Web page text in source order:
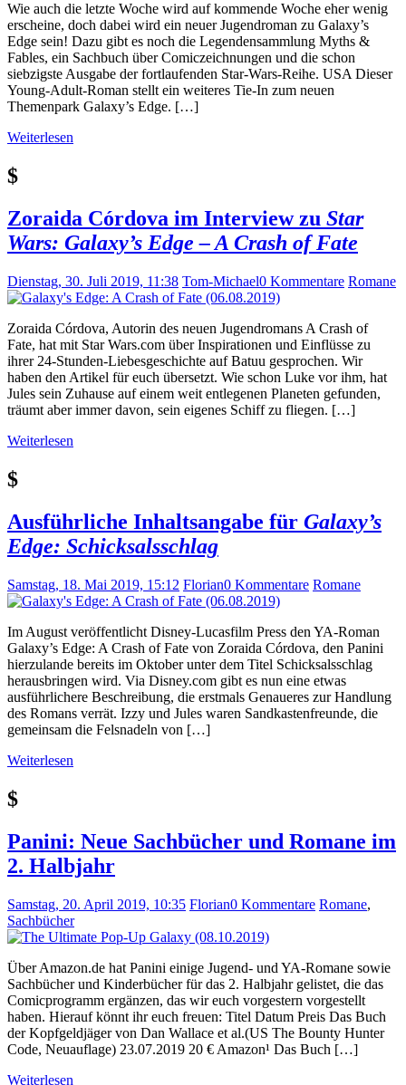
Wie auch die letzte Woche wird auf kommende Woche eher wenig
erscheine, doch dabei wird ein neuer Jugendroman zu Galaxy’s
Edge sein! Dazu gibt es noch die Legendensammlung Myths &
Fables, ein Sachbuch über Comiczeichnungen und die schon
siebzigste Ausgabe der fortlaufenden Star-Wars-Reihe. USA Dieser
Young-Adult-Roman stellt ein weiteres Tie-In zum neuen
Themenpark Galaxy’s Edge. […]
Weiterlesen
$
Zoraida Córdova im Interview zu Star
Wars: Galaxy’s Edge – A Crash of Fate
Dienstag, 30. Juli 2019, 11:38 Tom-Michael0 Kommentare Romane
Zoraida Córdova, Autorin des neuen Jugendromans A Crash of
Fate, hat mit Star Wars.com über Inspirationen und Einflüsse zu
ihrer 24-Stunden-Liebesgeschichte auf Batuu gesprochen. Wir
haben den Artikel für euch übersetzt. Wie schon Luke vor ihm, hat
Jules sein Zuhause auf einem weit entlegenen Planeten gefunden,
träumt aber immer davon, sein eigenes Schiff zu fliegen. […]
Weiterlesen
$
Ausführliche Inhaltsangabe für Galaxy’s
Edge: Schicksalsschlag
Samstag, 18. Mai 2019, 15:12 Florian0 Kommentare Romane
Im August veröffentlicht Disney-Lucasfilm Press den YA-Roman
Galaxy’s Edge: A Crash of Fate von Zoraida Córdova, den Panini
hierzulande bereits im Oktober unter dem Titel Schicksalsschlag
herausbringen wird. Via Disney.com gibt es nun eine etwas
ausführlichere Beschreibung, die erstmals Genaueres zur Handlung
des Romans verrät. Izzy und Jules waren Sandkastenfreunde, die
gemeinsam die Felsnadeln von […]
Weiterlesen
$
Panini: Neue Sachbücher und Romane im
2. Halbjahr
Samstag, 20. April 2019, 10:35 Florian0 Kommentare Romane,
Sachbücher
Über Amazon.de hat Panini einige Jugend- und YA-Romane sowie
Sachbücher und Kinderbücher für das 2. Halbjahr gelistet, die das
Comicprogramm ergänzen, das wir euch vorgestern vorgestellt
haben. Hierauf könnt ihr euch freuen: Titel Datum Preis Das Buch
der Kopfgeldjäger von Dan Wallace et al.(US The Bounty Hunter
Code, Neuauflage) 23.07.2019 20 € Amazon¹ Das Buch […]
Weiterlesen